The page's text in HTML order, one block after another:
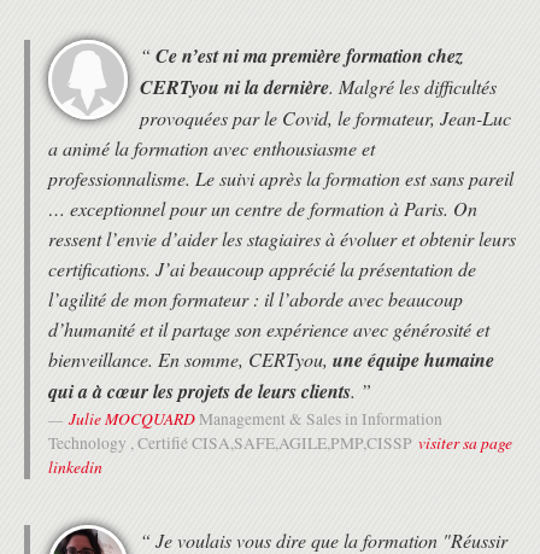
Qualité : enjeux du thème, rôles de l'équipe
revue qualité, technique de revue qualité,
différences entre assurance qualité et
assurance projet, entre attentes client et
critères d'acceptation, description du produit
du projet, description produit, registre qualité,
stratégie de management qualité.
plan projet, plans d'une séquence, plans
d'équipe, plan d'exception.
Risque : terminologies (risque, menace et
opportunité), types de réponse, procédure de
gestion des risques, budget risque, cause,
évenement et effet d'un risque, registre des
risques, tolérance au risque.
Changement : enjeux, gestion des
configurations, budget changement, rapport
management et reporting, contrôles basés sur
formation.
• Cette formation est organisée pour un maximum de 14 participants.
“ Ce n’est ni ma première formation chez
CERTyou ni la dernière. Malgré les difficultés
provoquées par le Covid, le formateur, Jean-Luc
a animé la formation avec enthousiasme et
professionnalisme. Le suivi après la formation est sans pareil
… exceptionnel pour un centre de formation à Paris. On
ressent l’envie d’aider les stagiaires à évoluer et obtenir leurs
certifications. J’ai beaucoup apprécié la présentation de
l’agilité de mon formateur : il l’aborde avec beaucoup
d’humanité et il partage son expérience avec générosité et
bienveillance. En somme, CERTyou, une équipe humaine
qui a à cœur les projets de leurs clients. ”
Julie MOCQUARDManagement & Sales in Information
Technology , Certifié CISA,SAFE,AGILE,PMP,CISSP visiter sa page
linkedin
“ Je voulais vous dire que la formation "Réussir